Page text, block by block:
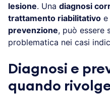
lesione. Una diagnosi
trattamento riabilitativo e
prevenzione, può essere
problematica nei casi
Diagnosi e
quando